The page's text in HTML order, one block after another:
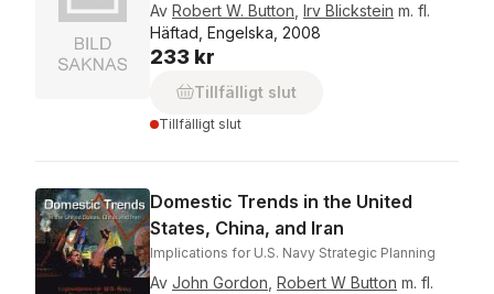
Av Robert W. Button Irv Blickstein m. fl.
Häftad, Engelska, 2008
233 kr
Tillfälligt slut
Tillfälligt slut
Domestic Trends in the United
States, China, and Iran
Implications for U.S. Navy Strategic Planning
Av John Gordon Robert W Button m. fl.